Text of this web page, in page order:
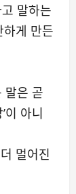
말하는
하게 만든
말은 곧
이 아니
멀어진